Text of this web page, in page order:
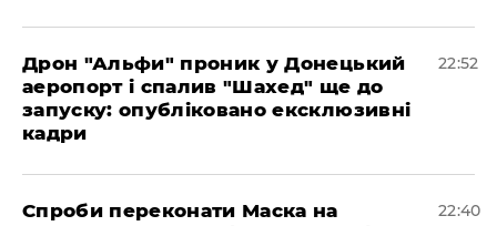
​Дрон "Альфи" проник у Донецький
аеропорт і спалив "Шахед" ще до
запуску: опубліковано ексклюзивні
кадри
22:52
​Спроби переконати Маска на
22:40